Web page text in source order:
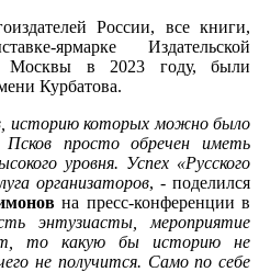
России, все книги,
ярмарке Издательской
Москвы в 2023 году, были
Курбатова.
историю которых можно было
просто обречен иметь
уровня. Успех «Русского
организаторов, - поделился
на пресс-конференции в
энтузиасты, мероприятие
то какую бы историю не
не получится. Само по себе